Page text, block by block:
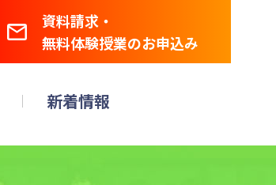
新着情報
資料請求・
無料体験授業のお申込み